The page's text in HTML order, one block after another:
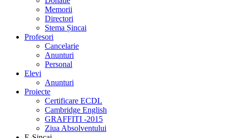
Memorii
Directori
Stema Șincai
Profesori
Cancelarie
Anunturi
Personal
Elevi
Anunturi
Proiecte
Certificare ECDL
Cambridge English
GRAFFITI -2015
Ziua Absolventului